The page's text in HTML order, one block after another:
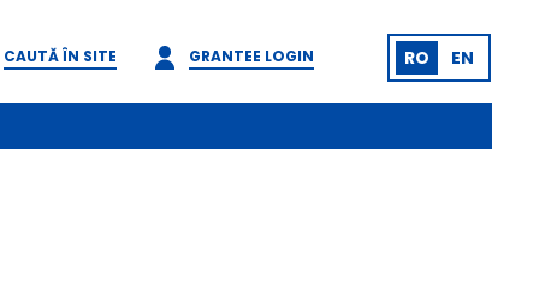
CAUTĂ ÎN SITE GRANTEE LOGIN RO EN